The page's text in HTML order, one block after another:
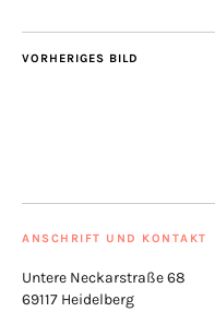
VORHERIGES BILD
ANSCHRIFT UND KONTAKT
Untere Neckarstraße 68
69117 Heidelberg